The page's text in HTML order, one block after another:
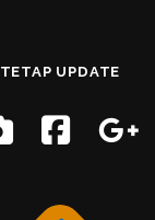
TETAP UPDATE